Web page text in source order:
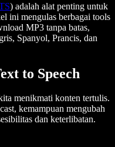
) adalah alat penting untuk
ini mengulas berbagai tools
MP3 tanpa batas,
Spanyol, Prancis, dan
to Speech
menikmati konten tertulis.
kemampuan mengubah
dan keterlibatan.